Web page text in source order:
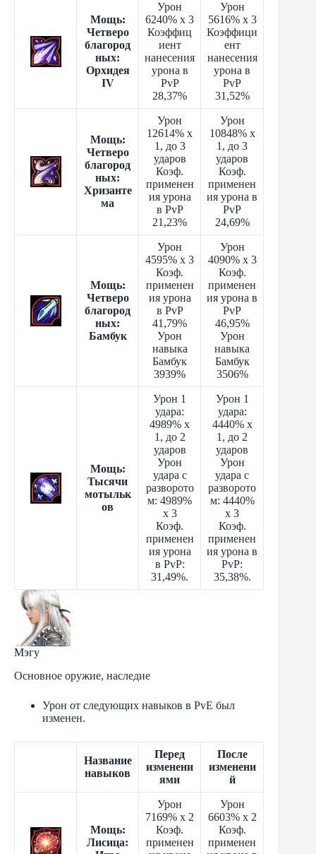
Мощь:
Четверо
благород
ных:
Орхидея
IV
Урон
6240% x 3
Коэффиц
иент
нанесения
урона в
PvP
28,37%
Урон
5616% x 3
Коэффици
ент
нанесения
урона в
PvP
31,52%
Мощь:
Четверо
благород
ных:
Хризанте
ма
Урон
12614% x
1, до 3
ударов
Коэф.
применен
ия урона
в PvP
21,23%
Урон
10848% x
1, до 3
ударов
Коэф.
применен
ия урона в
PvP
24,69%
Мощь:
Четверо
благород
ных:
Бамбук
Урон
4595% x 3
Коэф.
применен
ия урона
в PvP
41,79%
Урон
навыка
Бамбук
3939%
Урон
4090% x 3
Коэф.
применен
ия урона в
PvP
46,95%
Урон
навыка
Бамбук
3506%
Мощь:
Тысячи
мотыльк
ов
Урон 1
удара:
4989% x
1, до 2
ударов
Урон
удара с
разворото
м: 4989%
x 3
Коэф.
применен
ия урона
в PvP:
31,49%.
Урон 1
удара:
4440% x
1, до 2
ударов
Урон
удара с
разворото
м: 4440%
x 3
Коэф.
применен
ия урона в
PvP:
35,38%.
Мэгу
Основное оружие, наследие
Урон от следующих навыков в PvE был
изменен.
Название
навыков
Перед
изменени
ями
После
изменени
й
Мощь:
Лисица:
Урон
7169% x 2
Коэф.
применен
Урон
6603% x 2
Коэф.
применен